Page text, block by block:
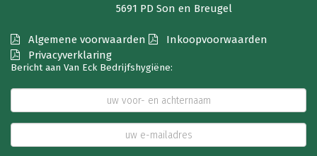
5691 PD Son en Breugel
Algemene voorwaarden
Inkoopvoorwaarden
Privacyverklaring
Bericht aan Van Eck Bedrijfshygiëne: